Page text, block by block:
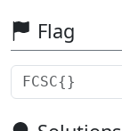
Flag